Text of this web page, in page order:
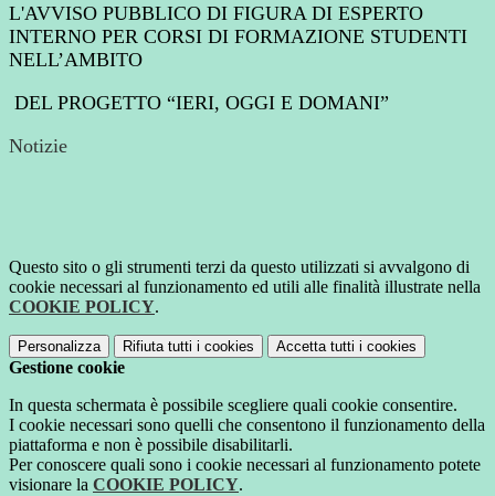
L'AVVISO PUBBLICO DI FIGURA DI ESPERTO
INTERNO PER CORSI DI FORMAZIONE STUDENTI
NELL’AMBITO
DEL PROGETTO “IERI, OGGI E DOMANI”
Notizie
Questo sito o gli strumenti terzi da questo utilizzati si avvalgono di
cookie necessari al funzionamento ed utili alle finalità illustrate nella
COOKIE POLICY.
Personalizza Rifiuta tutti i cookies Accetta tutti i cookies
Gestione cookie
In questa schermata è possibile scegliere quali cookie consentire.
I cookie necessari sono quelli che consentono il funzionamento della
piattaforma e non è possibile disabilitarli.
Per conoscere quali sono i cookie necessari al funzionamento potete
visionare la COOKIE POLICY.